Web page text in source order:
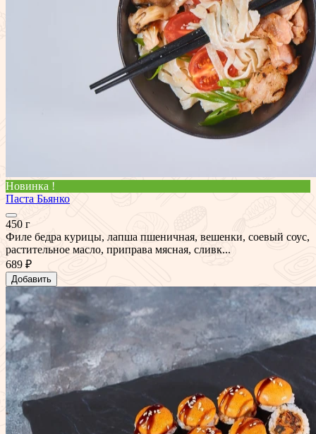
Новинка !
Паста Бьянко
450 г
Филе бедра курицы, лапша пшеничная, вешенки, соевый соус,
растительное масло, приправа мясная, сливк...
689 ₽
Добавить